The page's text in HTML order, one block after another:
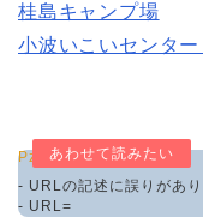
桂島キャンプ場
小波いこいセンタ
Pz-LinkCard
- URLの記述に誤りがあり
- URL=